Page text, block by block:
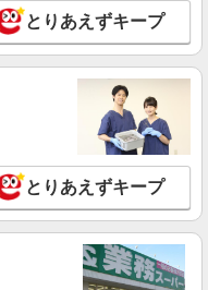
とりあえずキープ
とりあえずキープ